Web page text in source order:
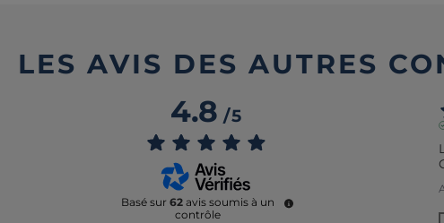
LES AVIS DES AUTRES
4.8/5
Basé sur 62 avis soumis à un
contrôle